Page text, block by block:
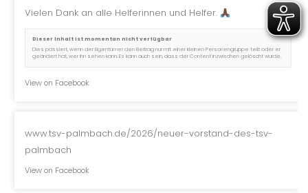
Vielen Dank an alle Helferinnen und Helfer.
Dieser Inhalt ist momentan nicht verfügbar
Dies passiert, wenn der Eigentümer den Beitrag nur mit einer kleinen Personengruppe teilt oder er
geändert hat, wer ihn sehen kann. Es kann auch sein, dass der Content inzwischen gelöscht wurde.
View on Facebook
www.tsv-palmbach.de/2026/neuer-vorstand-des-tsv-
palmbach
View on Facebook